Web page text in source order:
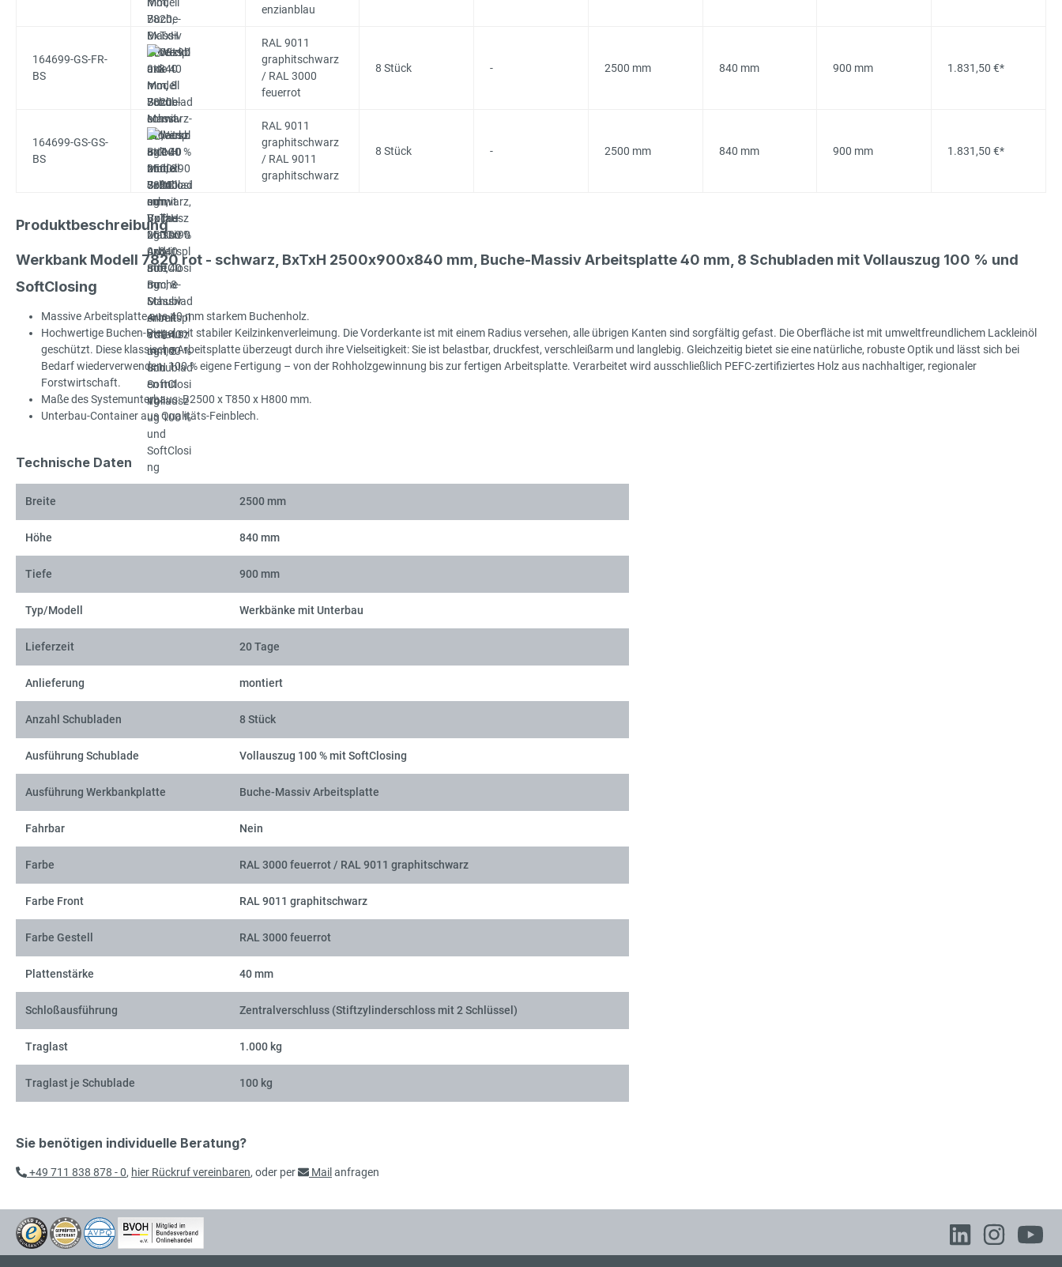
enzianblau
164699-GS-FR-
BS
RAL 9011
graphitschwarz
/ RAL 3000
feuerrot
8 Stück - 2500 mm 840 mm 900 mm 1.831,50 €*
164699-GS-GS-
BS
RAL 9011
graphitschwarz
/ RAL 9011
graphitschwarz
8 Stück - 2500 mm 840 mm 900 mm 1.831,50 €*
Produktbeschreibung
Werkbank Modell 7820 rot - schwarz, BxTxH 2500x900x840 mm, Buche-Massiv Arbeitsplatte 40 mm, 8 Schubladen mit Vollauszug 100 % und
SoftClosing
Massive Arbeitsplatte aus 40 mm starkem Buchenholz.
Hochwertige Buchen-Riegel mit stabiler Keilzinkenverleimung. Die Vorderkante ist mit einem Radius versehen, alle übrigen Kanten sind sorgfältig gefast. Die Oberfläche ist mit umweltfreundlichem Lackleinöl
geschützt. Diese klassische Arbeitsplatte überzeugt durch ihre Vielseitigkeit: Sie ist belastbar, druckfest, verschleißarm und langlebig. Gleichzeitig bietet sie eine natürliche, robuste Optik und lässt sich bei
Bedarf wiederverwenden. 100 % eigene Fertigung – von der Rohholzgewinnung bis zur fertigen Arbeitsplatte. Verarbeitet wird ausschließlich PEFC-zertifiziertes Holz aus nachhaltiger, regionaler
Forstwirtschaft.
Maße des Systemunterbaus: B2500 x T850 x H800 mm.
Unterbau-Container aus Qualitäts-Feinblech.
Technische Daten
Breite 2500 mm
Höhe 840 mm
Tiefe 900 mm
Typ/Modell Werkbänke mit Unterbau
Lieferzeit 20 Tage
Anlieferung montiert
Anzahl Schubladen 8 Stück
Ausführung Schublade Vollauszug 100 % mit SoftClosing
Ausführung Werkbankplatte Buche-Massiv Arbeitsplatte
Fahrbar Nein
Farbe RAL 3000 feuerrot / RAL 9011 graphitschwarz
Farbe Front RAL 9011 graphitschwarz
Farbe Gestell RAL 3000 feuerrot
Plattenstärke 40 mm
Schloßausführung Zentralverschluss (Stiftzylinderschloss mit 2 Schlüssel)
Traglast 1.000 kg
Traglast je Schublade 100 kg
Sie benötigen individuelle Beratung?
+49 711 838 878 - 0, hier Rückruf vereinbaren, oder per Mail anfragen